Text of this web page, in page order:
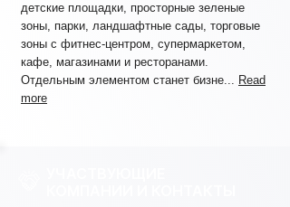
детские площадки, просторные зеленые
зоны, парки, ландшафтные сады, торговые
зоны с фитнес-центром, супермаркетом,
кафе, магазинами и ресторанами.
Отдельным элементом станет бизне... Read
more